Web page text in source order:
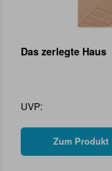
Das zerlegte Haus
UVP:
Zum Produkt